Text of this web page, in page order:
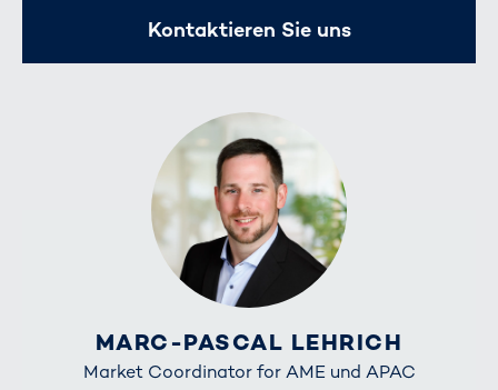
MARC-PASCAL LEHRICH
Market Coordinator for AME und APAC
Kontaktieren Sie uns